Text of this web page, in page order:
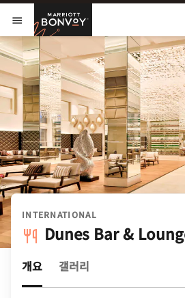
Skip to Content
메뉴 열기
Marriott
INTERNATIONAL
Dunes Bar &
개요 갤러리